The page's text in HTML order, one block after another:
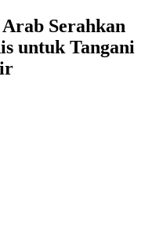
Serahkan
untuk Tangani